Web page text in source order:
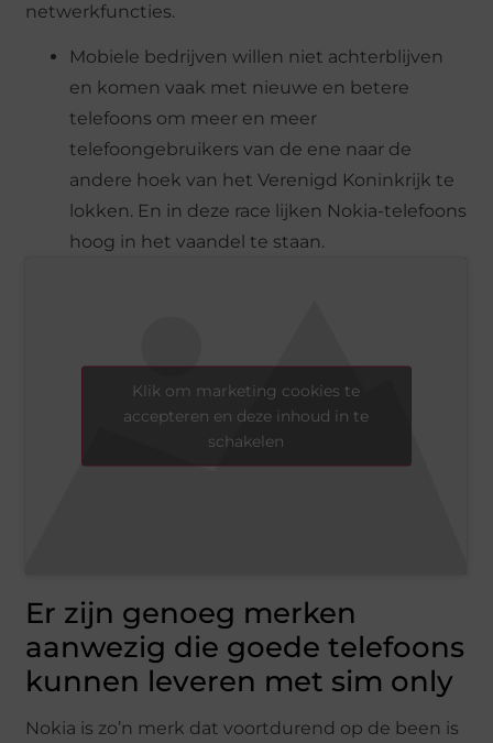
netwerkfuncties.
Mobiele bedrijven willen niet achterblijven
en komen vaak met nieuwe en betere
telefoons om meer en meer
telefoongebruikers van de ene naar de
andere hoek van het Verenigd Koninkrijk te
lokken. En in deze race lijken Nokia-telefoons
hoog in het vaandel te staan.
Klik om marketing cookies te
accepteren en deze inhoud in te
schakelen
Er zijn genoeg merken
aanwezig die goede telefoons
kunnen leveren met sim only
Nokia is zo’n merk dat voortdurend op de been is